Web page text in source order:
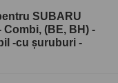
SUBARU
Combi, (BE, BH) -
-cu şuruburi -